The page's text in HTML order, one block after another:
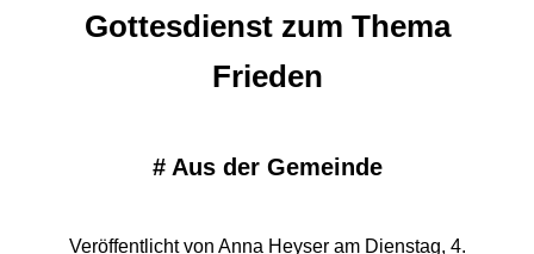
Gottesdienst zum Thema
Frieden
# Aus der Gemeinde
Veröffentlicht von Anna Heyser am Dienstag, 4.